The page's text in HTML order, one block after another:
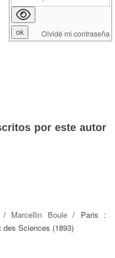
por este autor
/ Marcellin Boule/ Paris :
Sciences (1893)
Olvidé mi contraseña